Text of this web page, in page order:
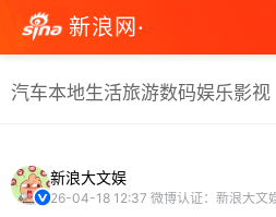
新浪网·
汽车本地生活旅游数码娱乐影视
新浪大文娱
26-04-18 12:37 微博认证：新浪大文